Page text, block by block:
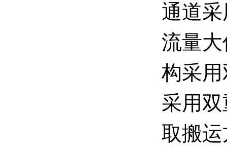
通道
流量
构采
采用
取搬